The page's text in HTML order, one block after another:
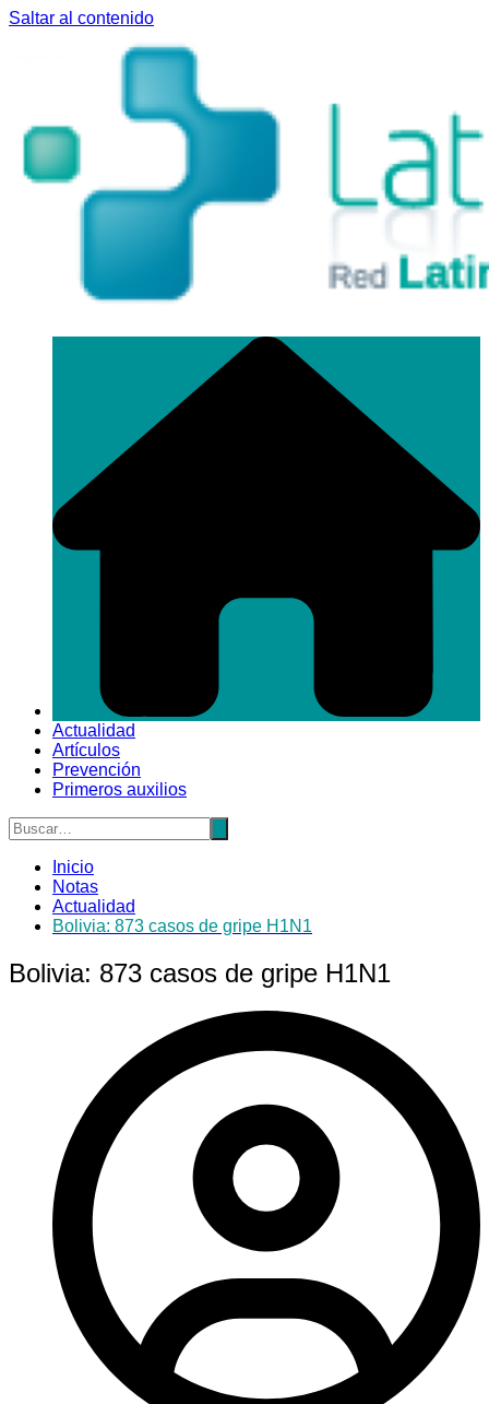
Saltar al contenido
Actualidad
Artículos
Prevención
Primeros auxilios
Inicio
Notas
Actualidad
Bolivia: 873 casos de gripe H1N1
Bolivia: 873 casos de gripe H1N1